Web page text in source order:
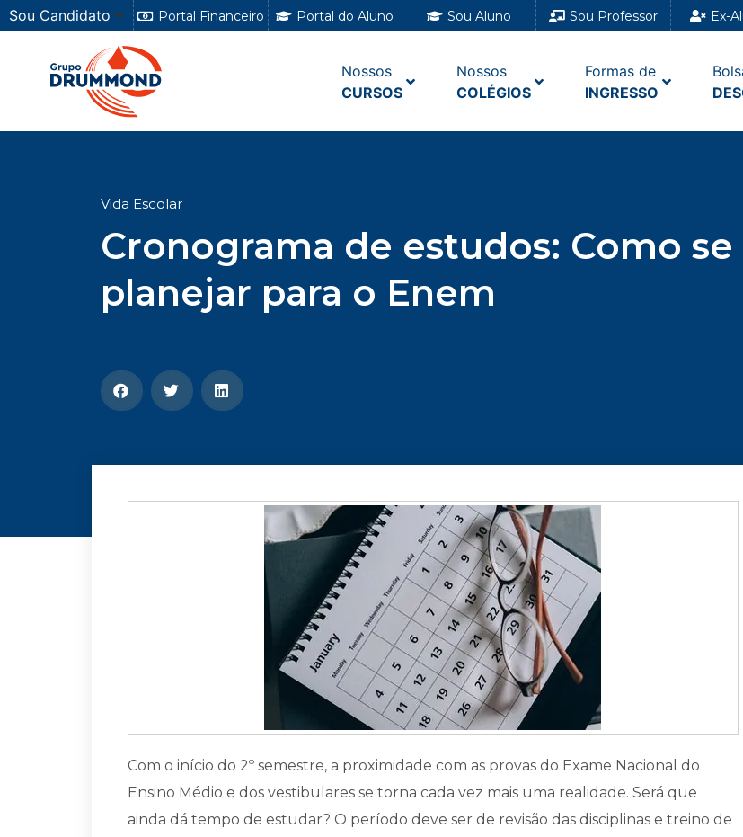
Sou Candidato Portal Financeiro Portal do Aluno Sou Aluno Sou Professor Ex-
Nossos
CURSOS
Nossos
COLÉGIOS
Formas de
INGRESSO
Vida Escolar
Cronograma de estudos: Como se
planejar para o Enem
Com o início do 2º semestre, a proximidade com as provas do Exame Nacional do
Ensino Médio e dos vestibulares se torna cada vez mais uma realidade. Será que
ainda dá tempo de estudar? O período deve ser de revisão das disciplinas e treino de